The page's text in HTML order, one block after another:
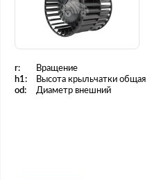
r: Вращение
h1:
Высота крыльчатки общая
od:
Диаметр внешний